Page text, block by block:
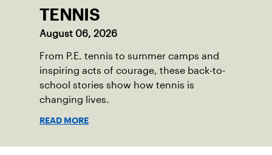
TENNIS
August 06, 2026
From P.E. tennis to summer camps and
inspiring acts of courage, these back-to-
school stories show how tennis is
changing lives.
READ MORE